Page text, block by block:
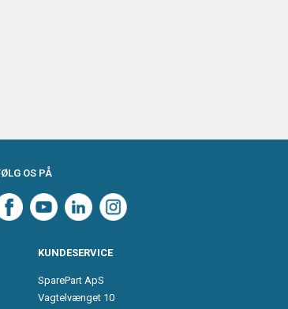
OS PÅ
KUNDESERVICE
SparePart ApS
Vagtelvænget 10